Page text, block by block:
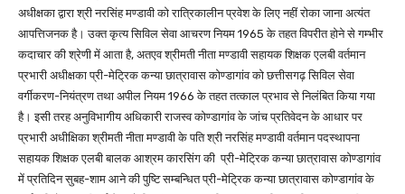
अधीक्षका द्वारा श्री नरसिंह मण्डावी को रात्रिकालीन प्रवेश के लिए नहीं रोका जाना अत्यंत
आपत्तिजनक है। उक्त कृत्य सिविल सेवा आचरण नियम 1965 के तहत विपरीत होने से गम्भीर
कदाचार की श्रेणी में आता है, अतएव श्रीमती नीता मण्डावी सहायक शिक्षक एलबी वर्तमान
प्रभारी अधीक्षका प्री-मेट्रिक कन्या छात्रावास कोण्डागांव को छत्तीसगढ़ सिविल सेवा
वर्गीकरण-नियंत्रण तथा अपील नियम 1966 के तहत तत्काल प्रभाव से निलंबित किया गया
है। इसी तरह अनुविभागीय अधिकारी राजस्व कोण्डागांव के जांच प्रतिवेदन के आधार पर
प्रभारी अधीक्षिका श्रीमती नीता मण्डावी के पति श्री नरसिंह मण्डावी वर्तमान पदस्थापना
सहायक शिक्षक एलबी बालक आश्रम कारसिंग की प्री-मेट्रिक कन्या छात्रावास कोण्डागांव
में प्रतिदिन सुबह-शाम आने की पुष्टि सम्बन्धित प्री-मेट्रिक कन्या छात्रावास कोण्डागांव के